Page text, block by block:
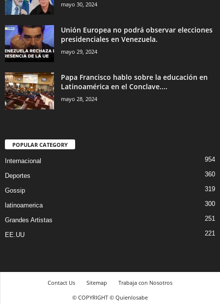
mayo 30, 2024
Unión Europea no podrá observar elecciones
presidenciales en Venezuela.
mayo 29, 2024
Papa Francisco hablo sobre la educación en
Latinoamérica en el Conclave....
mayo 28, 2024
POPULAR CATEGORY
Internacional 954
Deportes 360
Gossip 319
latinoamerica 300
Grandes Artistas 251
EE.UU 221
Contact Us Sitemap
Trabaja con Nosotros
© COPYRIGHT © Quienlosabe